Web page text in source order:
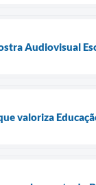
Audiovisual
valoriza